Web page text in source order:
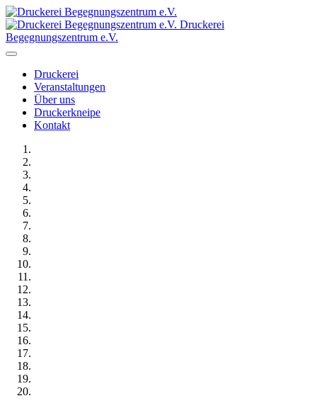
Druckerei
Begegnungszentrum e.V.
Druckerei
Veranstaltungen
Über uns
Druckerkneipe
Kontakt